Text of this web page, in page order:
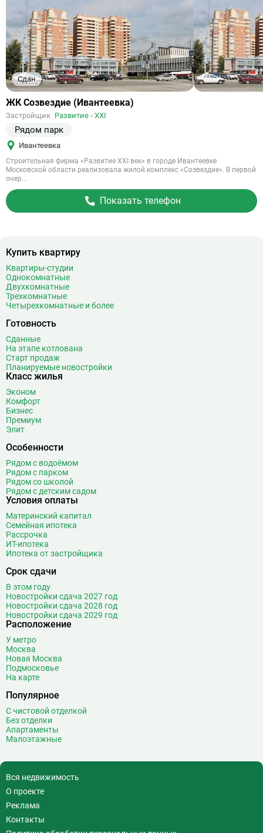
Сдан
Ссылка
объект
ЖК Созвездие (Ивантеевка)
Застройщик Развитие - XXI
Рядом парк
Ивантеевка
Строительная фирма «Развитие XXI век» в городе Ивантеевке
Московской области реализовала жилой комплекс «Созвездие». В первой
очер...
Показать телефон
Купить квартиру
Квартиры-студии
Однокомнатные
Двухкомнатные
Трехкомнатные
Четырехкомнатные и более
Готовность
Сданные
На этапе котлована
Старт продаж
Планируемые новостройки
Класс жилья
Эконом
Комфорт
Бизнес
Премиум
Элит
Особенности
Рядом с водоёмом
Рядом с парком
Рядом со школой
Рядом с детским садом
Условия оплаты
Материнский капитал
Семейная ипотека
Рассрочка
ИТ-ипотека
Ипотека от застройщика
Срок сдачи
В этом году
Новостройки сдача 2027 год
Новостройки сдача 2028 год
Новостройки сдача 2029 год
Расположение
У метро
Москва
Новая Москва
Подмосковье
На карте
Популярное
С чистовой отделкой
Без отделки
Апартаменты
Малоэтажные
Вся недвижимость
О проекте
Реклама
Контакты